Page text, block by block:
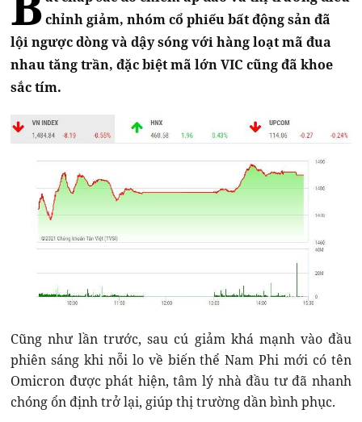
chỉnh giảm, nhóm cổ phiếu bất động sản đã
lội ngược dòng và dậy sóng với hàng loạt mã đua
nhau tăng trần, đặc biệt mã lớn VIC cũng đã khoe
sắc tím.
Cũng như lần trước, sau cú giảm khá mạnh vào đầu
phiên sáng khi nỗi lo về biến thể Nam Phi mới có tên
Omicron được phát hiện, tâm lý nhà đầu tư đã nhanh
chóng ổn định trở lại, giúp thị trường dần bình phục.